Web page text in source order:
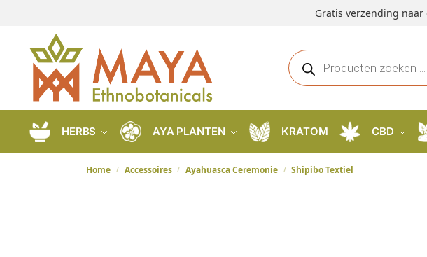
Gratis verzending
HERBS AYA PLANTEN KRATOM CBD
Home / Accessoires / Ayahuasca Ceremonie / Shipibo Textiel